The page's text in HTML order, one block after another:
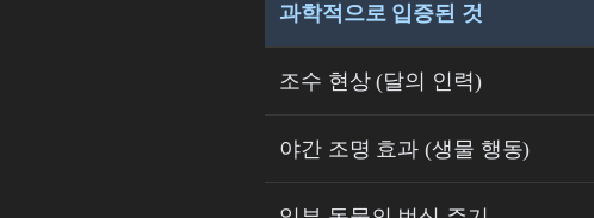
과학적으로 입증된 것
조수 현상 (달의 인력)
야간 조명 효과 (생물 행동)